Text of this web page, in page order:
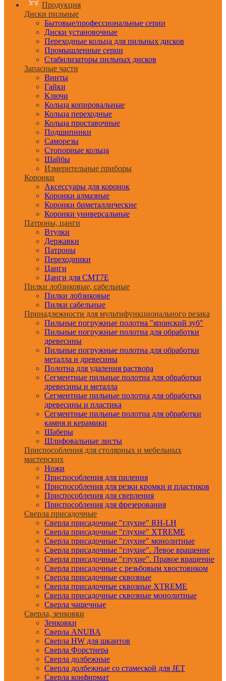
Продукция
Диски пильные
Бытовые/профессиональные серии
Диски установочные
Переходные кольца для пильных дисков
Промышленные серии
Стабилизаторы пильных дисков
Запасные части
Винты
Гайки
Ключи
Кольца копировальные
Кольца переходные
Кольца проставочные
Подшипники
Саморезы
Стопорные кольца
Шайбы
Измерительные приборы
Коронки
Аксессуары для коронок
Коронки алмазные
Коронки биметаллические
Коронки универсальные
Патроны, цанги
Втулки
Державки
Патроны
Переходники
Цанги
Цанги для CMT7E
Пилки лобзиковые, сабельные
Пилки лобзиковые
Пилки сабельные
Принадлежности для мультифункционального резака
Пильные погружные полотна "японский зуб"
Пильные погружные полотна для обработки
древесины
Пильные погружные полотна для обработки
металла и древесины
Полотна для удаления раствора
Сегментные пильные полотна для обработки
древесины и металла
Сегментные пильные полотна для обработки
древесины и пластика
Сегментные пильные полотна для обработки
камня и керамики
Шаберы
Шлифовальные листы
Приспособления для столярных и мебельных
мастерских
Ножи
Приспособления для пиления
Приспособления для резки кромки и пластиков
Приспособления для сверления
Приспособления для фрезерования
Сверла присадочные
Сверла присадочные "глухие" RH-LH
Сверла присадочные "глухие" XTREME
Сверла присадочные "глухие" монолитные
Сверла присадочные "глухие". Левое вращение
Сверла присадочные "глухие". Правое вращение
Сверла присадочные с резьбовым хвостовиком
Сверла присадочные сквозные
Сверла присадочные сквозные XTREME
Сверла присадочные сквозные монолитные
Сверла чашечные
Сверла, зенковки
Зенковки
Сверла ANUBA
Сверла HW для шкантов
Сверла Форстнера
Сверла долбежные
Сверла долбежные со стамеской для JET
Сверла конфирмат